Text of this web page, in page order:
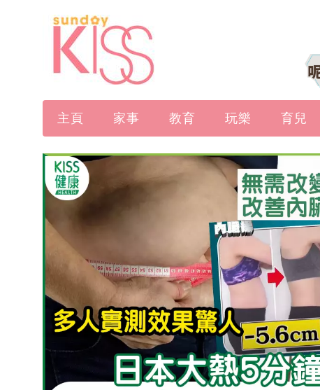
主頁 家事 教育 玩樂 育兒